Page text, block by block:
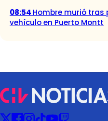
08:54 Hombre murió tras
vehículo en Puerto Montt